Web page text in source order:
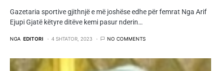
Gazetaria sportive gjithnjë e më joshëse edhe për femrat Nga Arif
Ejupi Gjatë këtyre ditëve kemi pasur nderin…
NGA EDITORI 4 SHTATOR, 2023 NO COMMENTS